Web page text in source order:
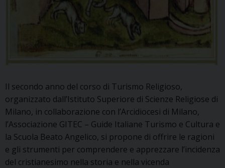
Il secondo anno del corso di Turismo Religioso,
organizzato dall’Istituto Superiore di Scienze Religiose di
Milano, in collaborazione con l’Arcidiocesi di Milano,
l’Associazione GITEC – Guide Italiane Turismo e Cultura e
la Scuola Beato Angelico, si propone di offrire le ragioni
e gli strumenti per comprendere e apprezzare l’incidenza
del cristianesimo nella storia e nella vicenda